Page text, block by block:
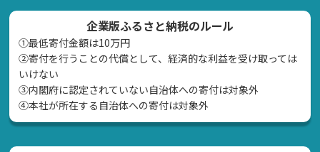
企業版ふるさと納税のルール
①最低寄付金額は10万円
②寄付を行うことの代償として、経済的な利益を受け取っては
いけない
➂内閣府に認定されていない自治体への寄付は対象外
④本社が所在する自治体への寄付は対象外